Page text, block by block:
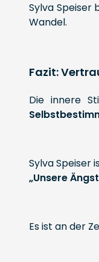
Sylva Speiser
Wandel.
Fazit:
Die innere
Sylva Speiser
„Unsere
Es ist an der